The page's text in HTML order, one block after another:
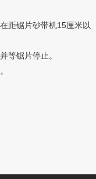
锯片砂带机15厘米以
锯片停止。